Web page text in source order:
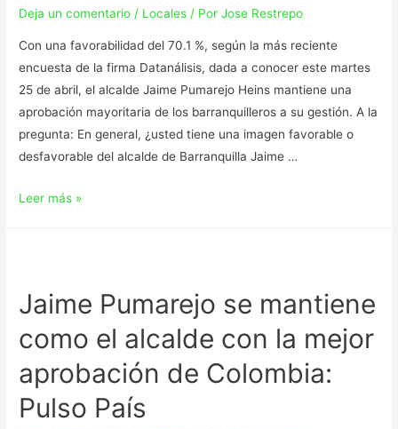
Deja un comentario / Locales / PorJose Restrepo
Con una favorabilidad del 70.1 %, según la más reciente
encuesta de la firma Datanálisis, dada a conocer este martes
25 de abril, el alcalde Jaime Pumarejo Heins mantiene una
aprobación mayoritaria de los barranquilleros a su gestión. A la
pregunta: En general, ¿usted tiene una imagen favorable o
desfavorable del alcalde de Barranquilla Jaime …
Leer más »
Jaime Pumarejo se mantiene
como el alcalde con la mejor
aprobación de Colombia:
Pulso País